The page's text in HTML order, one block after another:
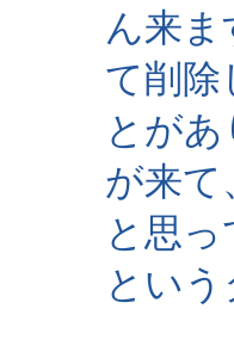
ん来
て削除
とが
が来て
と思
とい